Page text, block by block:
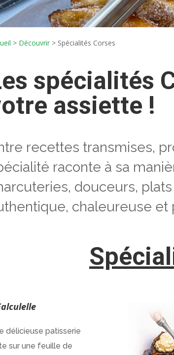
> Découvrir > Spécialités Corses
spécialités
assiette !
recettes transmises,
raconte à sa
douceurs,
chaleureuse
délicieuse patisserie
sur une feuille de